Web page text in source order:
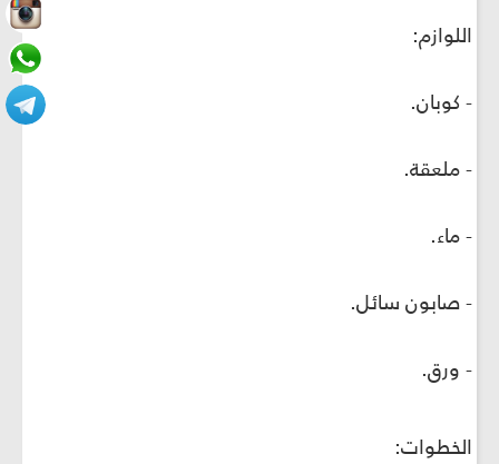
اللوازم:
- كوبان.
- ملعقة.
- ماء.
- صابون سائل.
- ورق.
الخطوات: